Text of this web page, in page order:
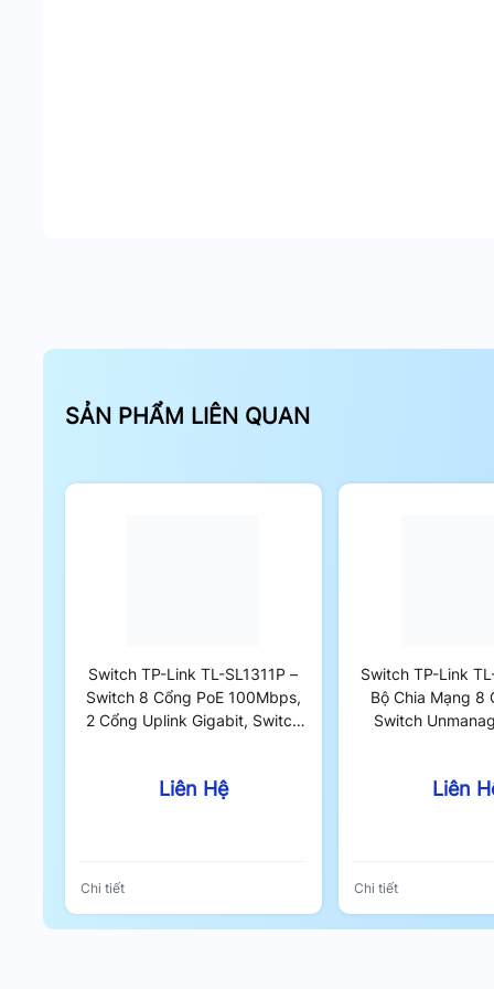
SẢN PHẨM LIÊN QUAN
Switch TP-Link TL-SL1311P –
Switch 8 Cổng PoE 100Mbps,
2 Cổng Uplink Gigabit, Switch
Liên Hệ
Chi tiết
Switch TP-Link
Bộ Chia Mạng 8
Switch
Liên
Chi tiết